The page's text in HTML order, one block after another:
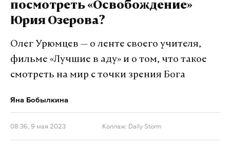
посмотреть «Освобождение»
Юрия Озерова?
Олег Урюмцев — о ленте своего учителя,
фильме «Лучшие в аду» и о том, что такое
смотреть на мир с точки зрения Бога
Яна Бобылкина
08:36, 9 мая 2023 Коллаж: Daily Storm